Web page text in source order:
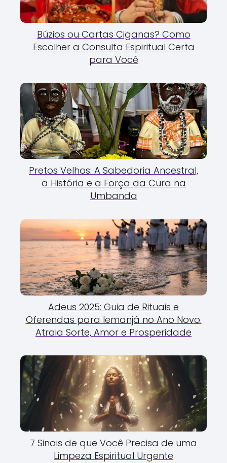
Búzios ou Cartas Ciganas? Como
Escolher a Consulta Espiritual Certa
para Você
Pretos Velhos: A Sabedoria Ancestral,
a História e a Força da Cura na
Umbanda
Adeus 2025: Guia de Rituais e
Oferendas para Iemanjá no Ano Novo.
Atraia Sorte, Amor e Prosperidade
7 Sinais de que Você Precisa de uma
Limpeza Espiritual Urgente